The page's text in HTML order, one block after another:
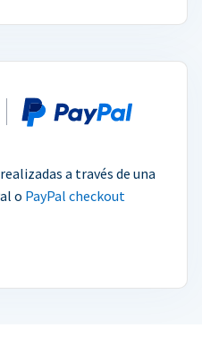
a través de una
o PayPal checkout